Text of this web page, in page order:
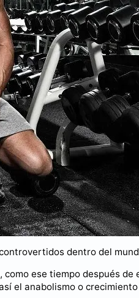
dentro del
, como ese tiempo después
el anabolismo o